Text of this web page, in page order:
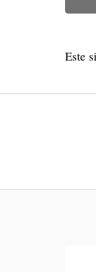
Este